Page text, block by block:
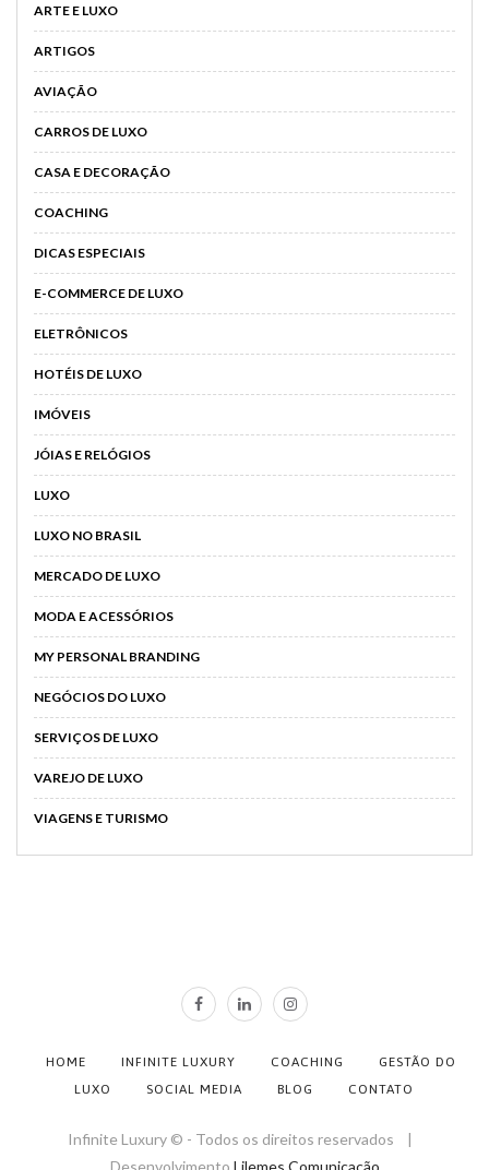
ARTE E LUXO
ARTIGOS
AVIAÇÃO
CARROS DE LUXO
CASA E DECORAÇÃO
COACHING
DICAS ESPECIAIS
E-COMMERCE DE LUXO
ELETRÔNICOS
HOTÉIS DE LUXO
IMÓVEIS
JÓIAS E RELÓGIOS
LUXO
LUXO NO BRASIL
MERCADO DE LUXO
MODA E ACESSÓRIOS
MY PERSONAL BRANDING
NEGÓCIOS DO LUXO
SERVIÇOS DE LUXO
VAREJO DE LUXO
VIAGENS E TURISMO
HOME INFINITE LUXURY COACHING
GESTÃO DO
LUXO
SOCIAL MEDIA BLOG CONTATO
Infinite Luxury © - Todos os direitos reservados |
Desenvolvimento Lilemes Comunicação